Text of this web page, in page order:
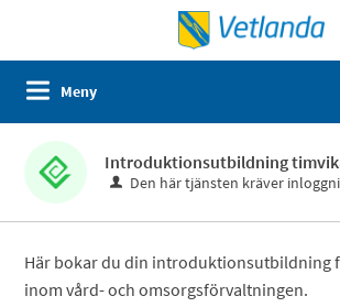
Meny
Introduktionsutbildning
Den här tjänsten kräver
Här bokar du din introduktionsutbildning
inom vård- och omsorgsförvaltningen.